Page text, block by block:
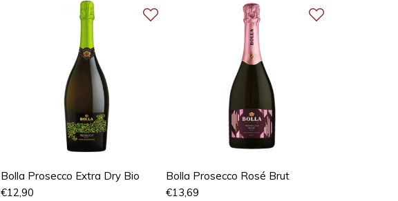
Bolla Prosecco Extra Dry Bio
€12,90
Bolla Prosecco Rosé Brut
€13,69